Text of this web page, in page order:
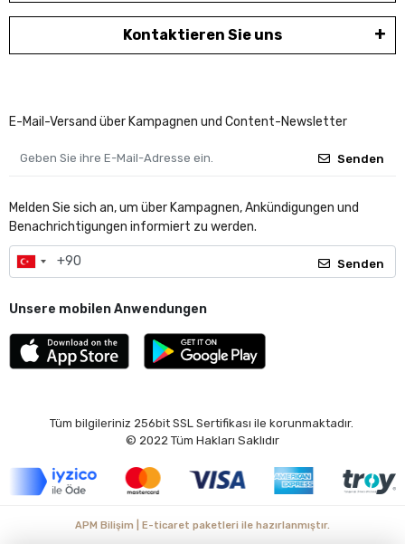
Kontaktieren Sie uns
E-Mail-Versand über Kampagnen und Content-Newsletter
Senden
Melden Sie sich an, um über Kampagnen, Ankündigungen und
Benachrichtigungen informiert zu werden.
Senden
Unsere mobilen Anwendungen
Tüm bilgileriniz 256bit SSL Sertifikası ile korunmaktadır.
© 2022 Tüm Hakları Saklıdır
APM Bilişim | E-ticaret paketleri ile hazırlanmıştır.